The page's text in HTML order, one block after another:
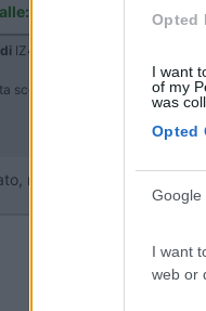
Opted
I want
of my
was
Opted
Google
I want
web or
alle:
IZ4DJI
scendere dallo sportello
ma lo Sprinter ha uno